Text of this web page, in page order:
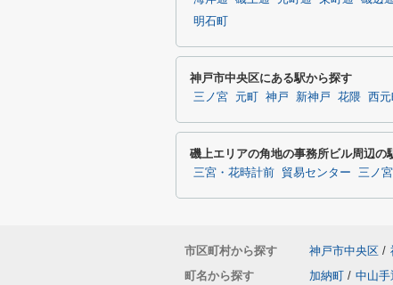
明石町
神戸市中央区にある駅から探す
三ノ宮 元町 神戸 新神戸 花隈 西元
磯上エリアの角地の事務所ビル周辺の
三宮・花時計前 貿易センター 三ノ宮
市区町村から探す 神戸市中央区 /
町名から探す
加納町 / 中山手